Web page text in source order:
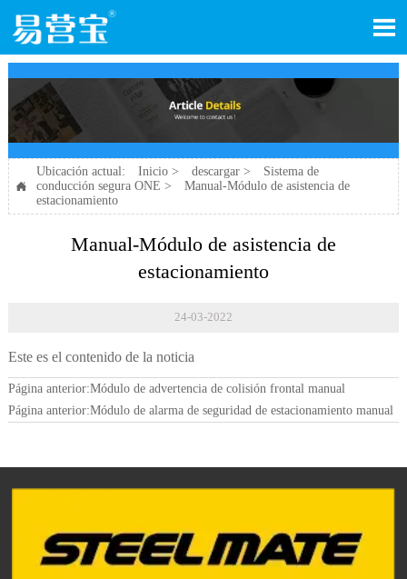


Ubicación actual: Inicio> descargar>
Sistema de
conducción segura ONE >
Manual-Módulo de asistencia de
estacionamiento
Manual-Módulo de asistencia de
estacionamiento
24-03-2022
Este es el contenido de la noticia
Página anterior:Módulo de advertencia de colisión frontal manual
Página anterior:Módulo de alarma de seguridad de estacionamiento manual